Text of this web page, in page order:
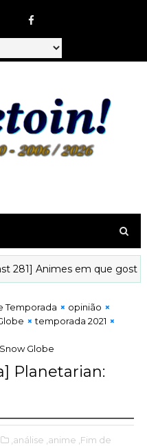
em que gostaríamos de
Temporada
opinião
temporada 2021
Globe
Planetarian:
,análise ,anime ,Fim de